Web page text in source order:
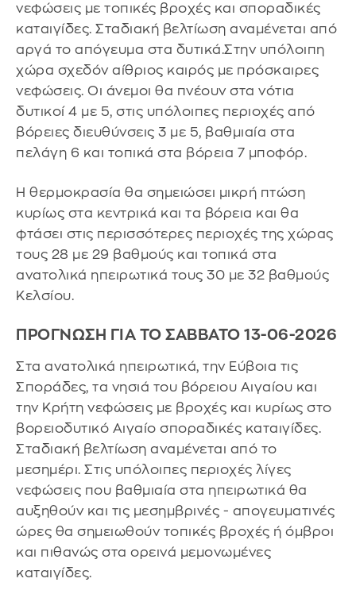
νεφώσεις με τοπικές βροχές και σποραδικές
καταιγίδες. Σταδιακή βελτίωση αναμένεται από
αργά το απόγευμα στα δυτικά.Στην υπόλοιπη
χώρα σχεδόν αίθριος καιρός με πρόσκαιρες
νεφώσεις. Οι άνεμοι θα πνέουν στα νότια
δυτικοί 4 με 5, στις υπόλοιπες περιοχές από
βόρειες διευθύνσεις 3 με 5, βαθμιαία στα
πελάγη 6 και τοπικά στα βόρεια 7 μποφόρ.
Η θερμοκρασία θα σημειώσει μικρή πτώση
κυρίως στα κεντρικά και τα βόρεια και θα
φτάσει στις περισσότερες περιοχές της χώρας
τους 28 με 29 βαθμούς και τοπικά στα
ανατολικά ηπειρωτικά τους 30 με 32 βαθμούς
Κελσίου.
ΠΡΟΓΝΩΣΗ ΓΙΑ ΤΟ ΣΑΒΒΑΤΟ 13-06-2026
Στα ανατολικά ηπειρωτικά, την Εύβοια τις
Σποράδες, τα νησιά του βόρειου Αιγαίου και
την Κρήτη νεφώσεις με βροχές και κυρίως στο
βορειοδυτικό Αιγαίο σποραδικές καταιγίδες.
Σταδιακή βελτίωση αναμένεται από το
μεσημέρι. Στις υπόλοιπες περιοχές λίγες
νεφώσεις που βαθμιαία στα ηπειρωτικά θα
αυξηθούν και τις μεσημβρινές - απογευματινές
ώρες θα σημειωθούν τοπικές βροχές ή όμβροι
και πιθανώς στα ορεινά μεμονωμένες
καταιγίδες.